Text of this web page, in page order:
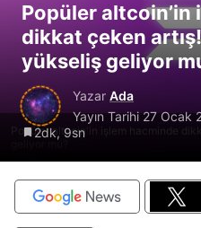
Popüler altcoin'in işlem hacminde
geliyor mu?
Popüler altcoin’in
dikkat çeken
yükseliş geliyor
Yazar Ada
Yayın Tarihi27 Ocak
2dk, 9sn